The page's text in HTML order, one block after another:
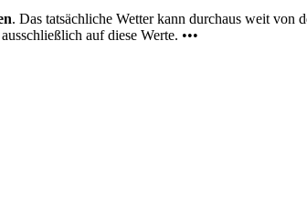
. Das tatsächliche Wetter kann durchaus weit
auf diese Werte. •••